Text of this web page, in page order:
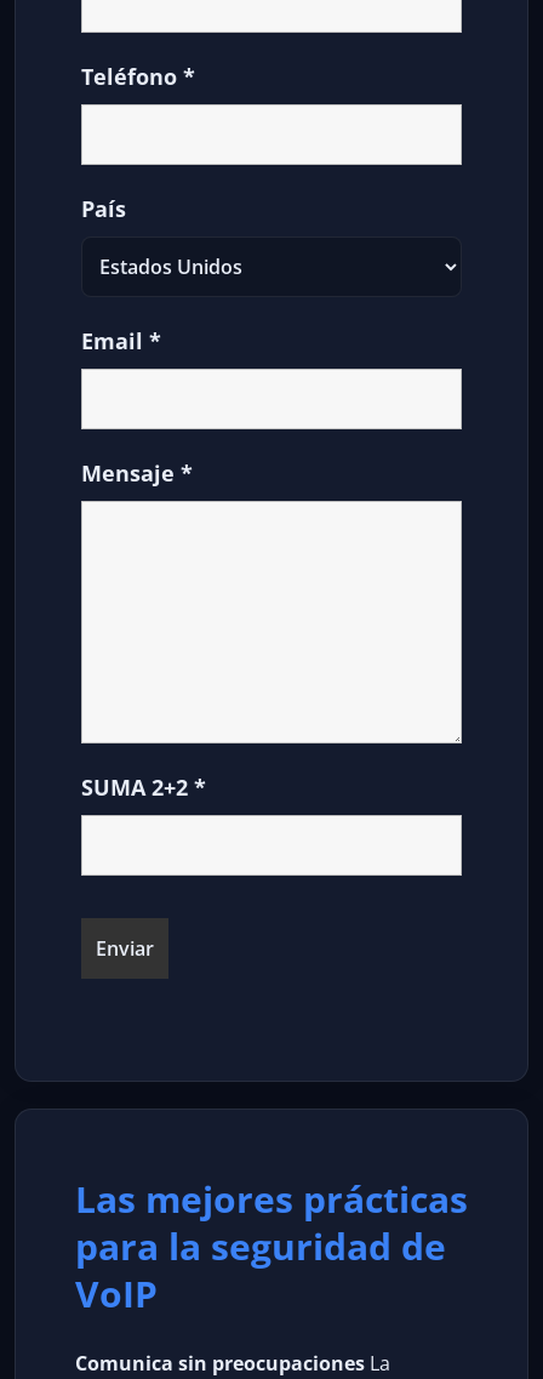
Teléfono *
País
Email *
Mensaje *
SUMA 2+2 *
Las mejores prácticas
para la seguridad de
VoIP
Comunica sin preocupaciones La